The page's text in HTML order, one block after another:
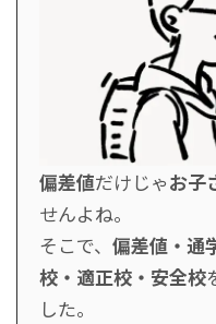
偏差値だけじゃお子
せんよね。
そこで、 偏差値・通
校・適正校・安全校
した。